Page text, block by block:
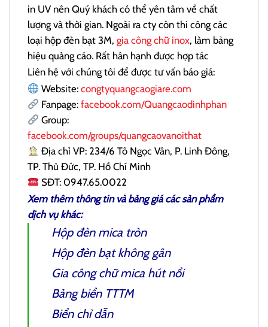
in UV nên Quý khách có thể yên tâm về chất
lượng và thời gian. Ngoài ra cty còn thi công các
loại hộp đèn bạt 3M, gia công chữ inox, làm bảng
hiệu quảng cáo. Rất hân hạnh được hợp tác
Liên hệ với chúng tôi để được tư vấn báo giá:
Website:congtyquangcaogiare.com
Fanpage:facebook.com/Quangcaodinhphan
Group:
facebook.com/groups/quangcaovanoithat
Địa chỉ VP: 234/6 Tô Ngọc Vân, P. Linh Đông,
TP. Thủ Đức, TP. Hồ Chí Minh
SĐT: 0947.65.0022
Xem thêm thông tin và bảng giá các sản phẩm
dịch vụ khác:
Hộp đèn mica tròn
Hộp đèn bạt không gân
Gia công chữ mica hút nổi
Bảng biển TTTM
Biển chỉ dẫn